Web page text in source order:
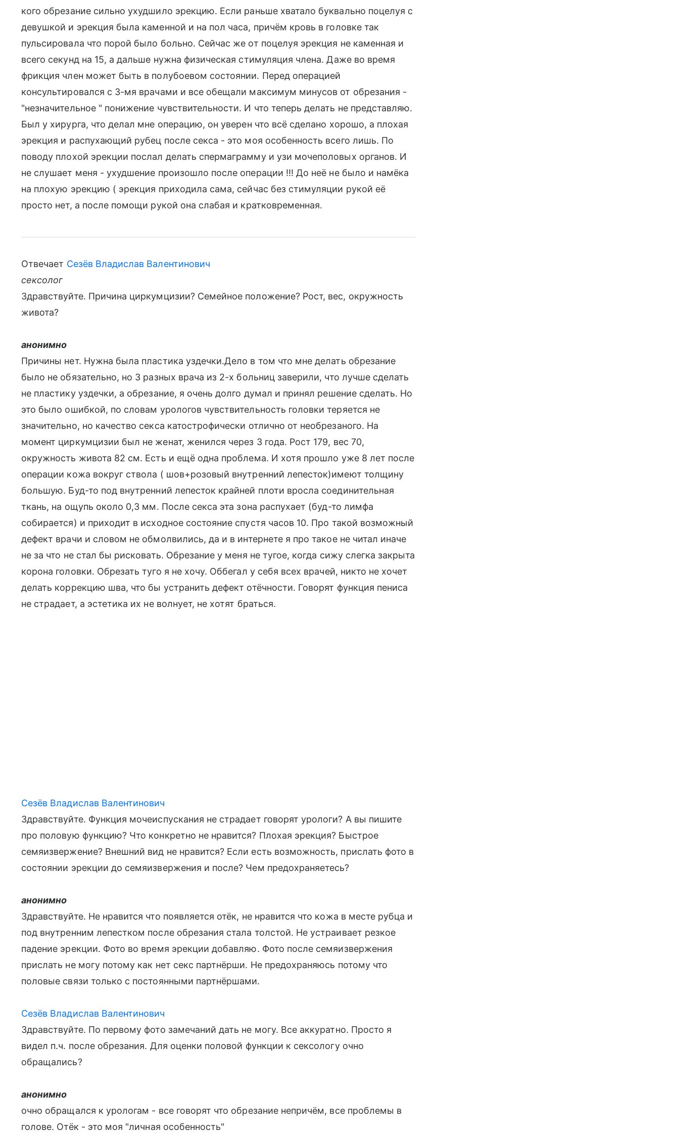
кого обрезание сильно ухудшило эрекцию. Если раньше хватало буквально поцелуя с
девушкой и эрекция была каменной и на пол часа, причём кровь в головке так
пульсировала что порой было больно. Сейчас же от поцелуя эрекция не каменная и
всего секунд на 15, а дальше нужна физическая стимуляция члена. Даже во время
фрикция член может быть в полубоевом состоянии. Перед операцией
консультировался с 3-мя врачами и все обещали максимум минусов от обрезания -
"незначительное " понижение чувствительности. И что теперь делать не представляю.
Был у хирурга, что делал мне операцию, он уверен что всё сделано хорошо, а плохая
эрекция и распухающий рубец после секса - это моя особенность всего лишь. По
поводу плохой эрекции послал делать спермаграмму и узи мочеполовых органов. И
не слушает меня - ухудшение произошло после операции !!! До неё не было и намёка
на плохую эрекцию ( эрекция приходила сама, сейчас без стимуляции рукой её
просто нет, а после помощи рукой она слабая и кратковременная.
Отвечает Сезёв Владислав Валентинович
сексолог
Здравствуйте. Причина циркумцизии? Семейное положение? Рост, вес, окружность
живота?
анонимно
Причины нет. Нужна была пластика уздечки.Дело в том что мне делать обрезание
было не обязательно, но 3 разных врача из 2-х больниц заверили, что лучше сделать
не пластику уздечки, а обрезание, я очень долго думал и принял решение сделать. Но
это было ошибкой, по словам урологов чувствительность головки теряется не
значительно, но качество секса катострофически отлично от необрезаного. На
момент циркумцизии был не женат, женился через 3 года. Рост 179, вес 70,
окружность живота 82 см. Есть и ещё одна проблема. И хотя прошло уже 8 лет после
операции кожа вокруг ствола ( шов+розовый внутренний лепесток)имеют толщину
большую. Буд-то под внутренний лепесток крайней плоти вросла соединительная
ткань, на ощупь около 0,3 мм. После секса эта зона распухает (буд-то лимфа
собирается) и приходит в исходное состояние спустя часов 10. Про такой возможный
дефект врачи и словом не обмолвились, да и в интернете я про такое не читал иначе
не за что не стал бы рисковать. Обрезание у меня не тугое, когда сижу слегка закрыта
корона головки. Обрезать туго я не хочу. Оббегал у себя всех врачей, никто не хочет
делать коррекцию шва, что бы устранить дефект отёчности. Говорят функция пениса
не страдает, а эстетика их не волнует, не хотят браться.
Сезёв Владислав Валентинович
Здравствуйте. Функция мочеиспускания не страдает говорят урологи? А вы пишите
про половую функцию? Что конкретно не нравится? Плохая эрекция? Быстрое
семяизвержение? Внешний вид не нравится? Если есть возможность, прислать фото в
состоянии эрекции до семяизвержения и после? Чем предохраняетесь?
анонимно
Здравствуйте. Не нравится что появляется отёк, не нравится что кожа в месте рубца и
под внутренним лепестком после обрезания стала толстой. Не устраивает резкое
падение эрекции. Фото во время эрекции добавляю. Фото после семяизвержения
прислать не могу потому как нет секс партнёрши. Не предохраняюсь потому что
половые связи только с постоянными партнёршами.
Сезёв Владислав Валентинович
Здравствуйте. По первому фото замечаний дать не могу. Все аккуратно. Просто я
видел п.ч. после обрезания. Для оценки половой функции к сексологу очно
обращались?
анонимно
очно обращался к урологам - все говорят что обрезание непричём, все проблемы в
голове. Отёк - это моя "личная особенность"